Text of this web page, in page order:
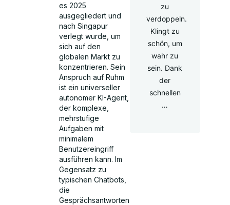
es 2025
ausgegliedert und
nach Singapur
verlegt wurde, um
sich auf den
globalen Markt zu
konzentrieren. Sein
Anspruch auf Ruhm
ist ein universeller
autonomer KI-Agent,
der komplexe,
mehrstufige
Aufgaben mit
minimalem
Benutzereingriff
ausführen kann. Im
Gegensatz zu
typischen Chatbots,
die
Gesprächsantworten
zu
verdoppeln.
Klingt zu
schön, um
wahr zu
sein. Dank
der
schnellen
…